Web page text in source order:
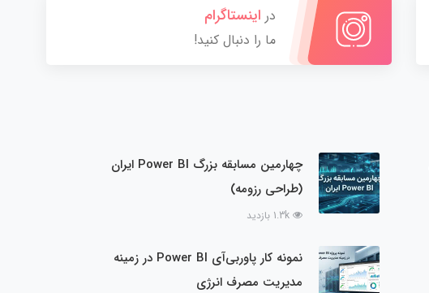
در اینستاگرام
ما را دنبال کنید!
چهارمین مسابقه بزرگ Power BI ایران
(طراحی رزومه)
1.3k بازدید
نمونه کار پاوربی‌آی Power BI در زمینه
مدیریت مصرف انرژی